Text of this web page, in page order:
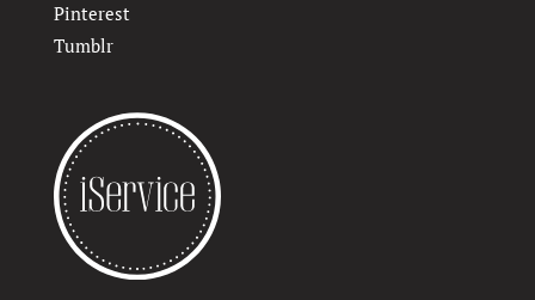
Pinterest
Tumblr